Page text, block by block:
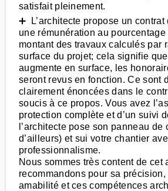
satisfait pleinement.
➕ L’architecte propose un
une rémunération au
montant des travaux calculés par
surface du projet; cela signifie
augmente en surface, les
seront revus en fonction. Ce sont
clairement énoncées dans le
soucis à ce propos. Vous avez
protection complète et d’un suivi
l’architecte pose son panneau de
d’ailleurs) et sui votre chantier
professionnalisme.
Nous sommes très content de cet
recommandons pour sa
amabilité et ces compétences